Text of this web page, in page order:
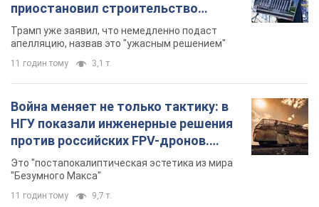
приостановил строительство
бального зала стоимостью 400 млн
долларов
Трамп уже заявил, что немедленно подаст
апелляцию, назвав это "ужасным решением"
11 годин тому 3,1 т.
Война меняет не только тактику: в
НГУ показали инженерные решения
против российских FPV-дронов.
Фото
Это "постапокалиптическая эстетика из мира
"Безумного Макса"
11 годин тому 9,7 т.